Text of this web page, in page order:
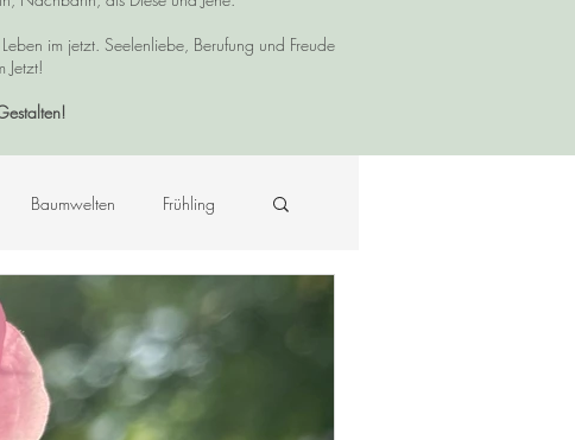
im jetzt. Seelenliebe, Berufung und Freude
Jetzt!
Baumwelten Frühling
Kraft des Ortes Musik